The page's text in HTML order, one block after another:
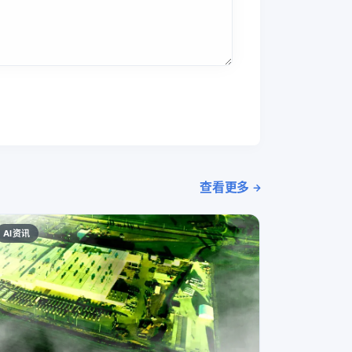
查看更多
AI资讯